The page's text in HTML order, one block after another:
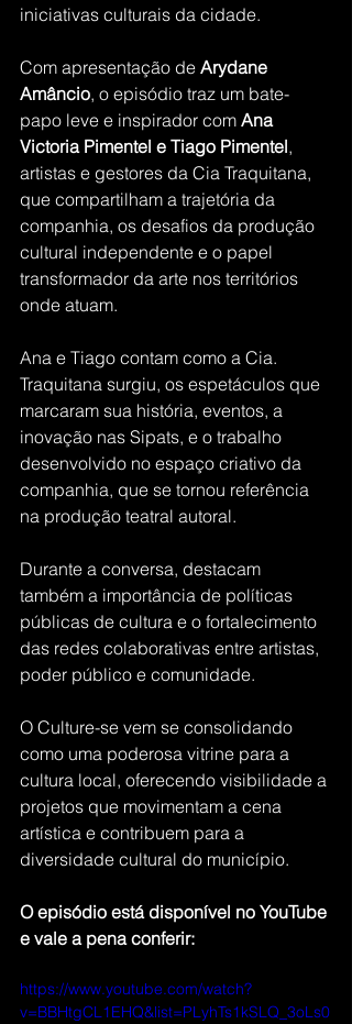
iniciativas culturais da cidade.
Com apresentação de Arydane
Amâncio, o episódio traz um bate-
papo leve e inspirador com Ana
Victoria Pimentel e Tiago Pimentel,
artistas e gestores da Cia Traquitana,
que compartilham a trajetória da
companhia, os desafios da produção
cultural independente e o papel
transformador da arte nos territórios
onde atuam.
Ana e Tiago contam como a Cia.
Traquitana surgiu, os espetáculos que
marcaram sua história, eventos, a
inovação nas Sipats, e o trabalho
desenvolvido no espaço criativo da
companhia, que se tornou referência
na produção teatral autoral.
Durante a conversa, destacam
também a importância de políticas
públicas de cultura e o fortalecimento
das redes colaborativas entre artistas,
poder público e comunidade.
O Culture-se vem se consolidando
como uma poderosa vitrine para a
cultura local, oferecendo visibilidade a
projetos que movimentam a cena
artística e contribuem para a
diversidade cultural do município.
O episódio está disponível no YouTube
e vale a pena conferir:
https://www.youtube.com/watch?
v=BBHtgCL1EHQ&list=PLyhTs1kSLQ_3oLs0